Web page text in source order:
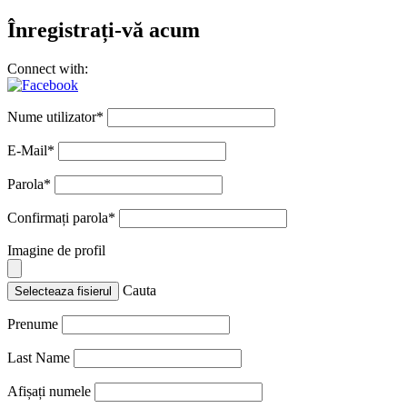
Înregistrați-vă acum
Connect with:
Nume utilizator*
E-Mail*
Parola*
Confirmați parola*
Imagine de profil
Selecteaza fisierul Cauta
Prenume
Last Name
Afișați numele